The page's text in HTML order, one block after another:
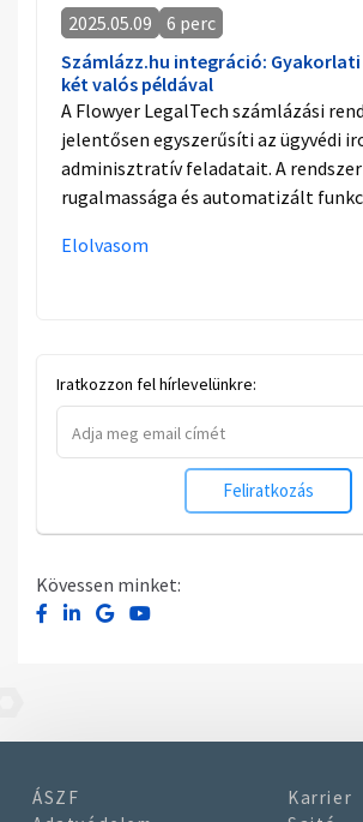
2025.05.09
6 perc
Számlázz.hu integráció:
két valós példával
A Flowyer LegalTech számlázási
jelentősen egyszerűsíti az ügyvédi
adminisztratív feladatait. A rendszer
rugalmassága és automatizált
Elolvasom
Iratkozzon fel hírlevelünkre:
Feliratkozás
Kövessen minket:
ÁSZF
Karrier